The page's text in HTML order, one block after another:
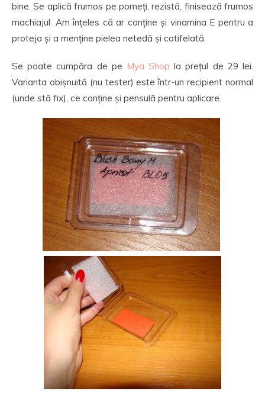
bine. Se aplică frumos pe pomeți, rezistă, finisează frumos
machiajul. Am înțeles că ar conține și vinamina E pentru a
proteja și a menține pielea netedă și catifelată.
Se poate cumpăra de pe Mya Shop la prețul de 29 lei.
Varianta obișnuită (nu tester) este într-un recipient normal
(unde stă fix), ce conține și pensulă pentru aplicare.